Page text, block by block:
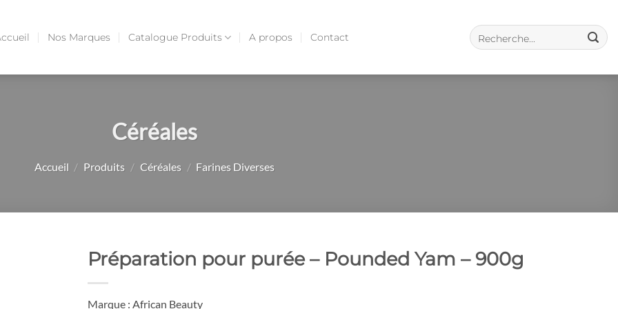
Nos Marques Catalogue Produits A propos Contact
Céréales
Accueil / Produits / Céréales / Farines Diverses
Préparation pour purée – Pounded Yam – 900g
Marque : African Beauty